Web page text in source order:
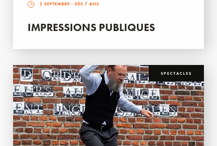
2 SEPTEMBRE - DÈS 7 ANS
IMPRESSIONS PUBLIQUES
SPECTACLES